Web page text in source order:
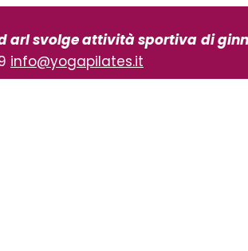
arl svolge attività sportiva di
info@yogapilates.it